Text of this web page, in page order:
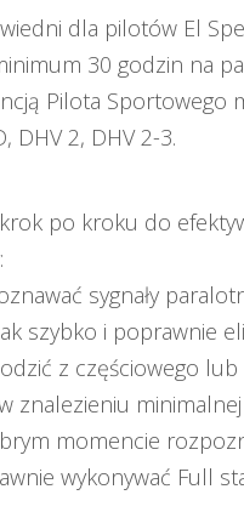
dla pilotów El
30 godzin na
Pilota Sportowego
DHV 2, DHV 2-3.
po kroku do
sygnały
szybko i poprawnie
z częściowego lub
znalezieniu
momencie
wykonywać Full